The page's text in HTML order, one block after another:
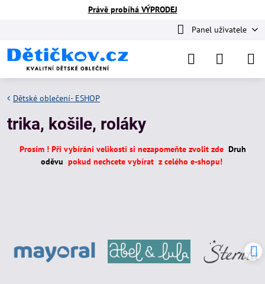
Právě probíhá VÝPRODEJ
Panel uživatele
Dětské oblečení- ESHOP
trika, košile, roláky
Prosím ! Při vybírání velikostí si nezapomeňte zvolit zde Druh
oděvu pokud nechcete vybírat z celého e-shopu!